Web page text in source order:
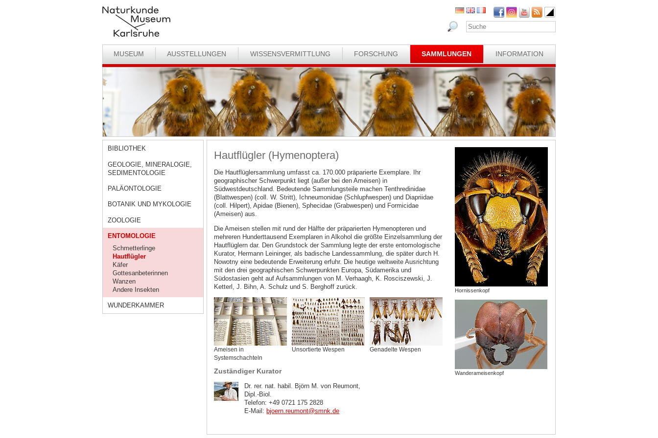
MUSEUM AUSSTELLUNGEN WISSENSVERMITTLUNG FORSCHUNG SAMMLUNGEN INFORMATION
BIBLIOTHEK
GEOLOGIE, MINERALOGIE,
SEDIMENTOLOGIE
PALÄONTOLOGIE
BOTANIK UND MYKOLOGIE
ZOOLOGIE
ENTOMOLOGIE
Schmetterlinge
Hautflügler
Käfer
Gottesanbeterinnen
Wanzen
Andere Insekten
WUNDERKAMMER
Hautflügler (Hymenoptera)
Die Hautflüglersammlung umfasst ca. 170.000 präparierte Exemplare. Ihr
geographischer Schwerpunkt liegt (außer bei den Ameisen) in
Südwestdeutschland. Bedeutende Sammlungsteile machen Tenthredinidae
(Blattwespen) (coll. W. Stritt), Ichneumonidae (Schlupfwespen) und Diapriidae
(coll. Hilpert), Apidae (Bienen), Sphecidae (Grabwespen) und Formicidae
(Ameisen) aus.
Die Ameisen stellen mit rund der Hälfte der präparierten Hymenopteren und
mehreren Hunderttausend Exemplaren in Alkohol die größte Einzelsammlung der
Hautflüglern dar. Den Grundstock der Sammlung legte der erste entomologische
Kurator, Hermann Leininger, als badische Landessammlung, die später durch H.
Nowotny eine bedeutende Erweiterung erfuhr. Die heutige weltweite Ausrichtung
mit den drei geographischen Schwerpunkten Europa, Südamerika und
Südostasien geht auf Aufsammlungen von M. Verhaagh, K. Rosciszewski, J.
Ketterl, J. Bihn, A. Schulz und S. Berghoff zurück.
Ameisen in
Systemschachteln
Unsortierte Wespen Genadelte Wespen
Zuständiger Kurator
Dr. rer. nat. habil. Björn M. von Reumont,
Dipl.-Biol.
Telefon: +49 0721 175 2828
E-Mail: bjoern.reumont@smnk .de
Hornissenkopf
Wanderameisenkopf